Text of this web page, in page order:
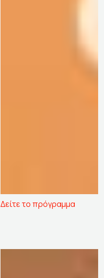
Δείτε το πρόγραμμα